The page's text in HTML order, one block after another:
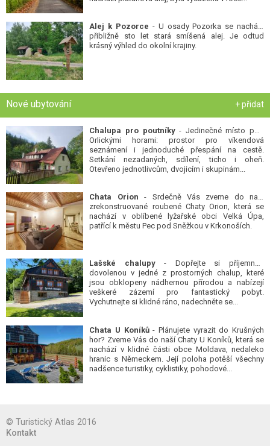
Alej k Pozorce - U osady Pozorka se nachází
přibližně sto let stará smíšená alej. Je odtud
krásný výhled do okolní krajiny.
Nové ubytování + přidat
Chalupa pro poutníky- Jedinečné místo pod
Orlickými horami: prostor pro víkendová
seznámení i jednoduché přespání na cestě.
Setkání nezadaných, sdílení, ticho i oheň.
Otevřeno jednotlivcům, dvojicím i skupinám...
Chata Orion - Srdečně Vás zveme do naší
zrekonstruované roubené Chaty Orion, která se
nachází v oblíbené lyžařské obci Velká Úpa,
patřící k městu Pec pod Sněžkou v Krkonoších.
Lašské chalupy- Dopřejte si příjemnou
dovolenou v jedné z prostorných chalup, které
jsou obklopeny nádhernou přírodou a nabízejí
veškeré zázemí pro fantastický pobyt.
Vychutnejte si klidné ráno, nadechněte se...
Chata U Koníků- Plánujete vyrazit do Krušných
hor? Zveme Vás do naší Chaty U Koníků, která se
nachází v klidné části obce Moldava, nedaleko
hranic s Německem. Její poloha potěší všechny
nadšence turistiky, cyklistiky, pohodové...
© Turistický Atlas 2016
Kontakt